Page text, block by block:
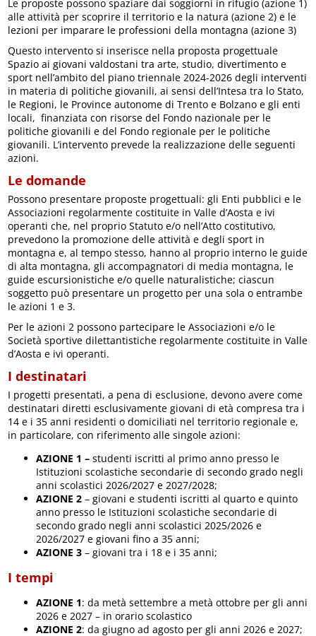
Le proposte possono spaziare dai soggiorni in rifugio (azione 1)
alle attività per scoprire il territorio e la natura (azione 2) e le
lezioni per imparare le professioni della montagna (azione 3)
Questo intervento si inserisce nella proposta progettuale
Spazio ai giovani valdostani tra arte, studio, divertimento e
sport nell’ambito del piano triennale 2024-2026 degli interventi
in materia di politiche giovanili, ai sensi dell’Intesa tra lo Stato,
le Regioni, le Province autonome di Trento e Bolzano e gli enti
locali, finanziata con risorse del Fondo nazionale per le
politiche giovanili e del Fondo regionale per le politiche
giovanili. L’intervento prevede la realizzazione delle seguenti
azioni.
Le domande
Possono presentare proposte progettuali: gli Enti pubblici e le
Associazioni regolarmente costituite in Valle d’Aosta e ivi
operanti che, nel proprio Statuto e/o nell’Atto costitutivo,
prevedono la promozione delle attività e degli sport in
montagna e, al tempo stesso, hanno al proprio interno le guide
di alta montagna, gli accompagnatori di media montagna, le
guide escursionistiche e/o quelle naturalistiche; ciascun
soggetto può presentare un progetto per una sola o entrambe
le azioni 1 e 3.
Per le azioni 2 possono partecipare le Associazioni e/o le
Società sportive dilettantistiche regolarmente costituite in Valle
d’Aosta e ivi operanti.
I destinatari
I progetti presentati, a pena di esclusione, devono avere come
destinatari diretti esclusivamente giovani di età compresa tra i
14 e i 35 anni residenti o domiciliati nel territorio regionale e,
in particolare, con riferimento alle singole azioni:
AZIONE 1– studenti iscritti al primo anno presso le
Istituzioni scolastiche secondarie di secondo grado negli
anni scolastici 2026/2027 e 2027/2028;
AZIONE 2 – giovani e studenti iscritti al quarto e quinto
anno presso le Istituzioni scolastiche secondarie di
secondo grado negli anni scolastici 2025/2026 e
2026/2027 e giovani fino a 35 anni;
AZIONE 3 – giovani tra i 18 e i 35 anni;
I tempi
AZIONE 1: da metà settembre a metà ottobre per gli anni
2026 e 2027 – in orario scolastico
AZIONE 2: da giugno ad agosto per gli anni 2026 e 2027;